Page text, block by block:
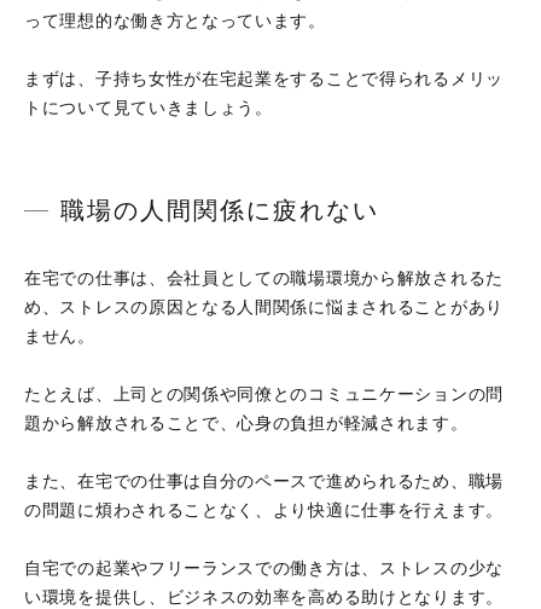
って理想的な働き方となっています。
まずは、子持ち女性が在宅起業をすることで得られるメリッ
トについて見ていきましょう。
職場の人間関係に疲れない
在宅での仕事は、会社員としての職場環境から解放されるた
め、ストレスの原因となる人間関係に悩まされることがあり
ません。
たとえば、上司との関係や同僚とのコミュニケーションの問
題から解放されることで、心身の負担が軽減されます。
また、在宅での仕事は自分のペースで進められるため、職場
の問題に煩わされることなく、より快適に仕事を行えます。
自宅での起業やフリーランスでの働き方は、ストレスの少な
い環境を提供し、ビジネスの効率を高める助けとなります。